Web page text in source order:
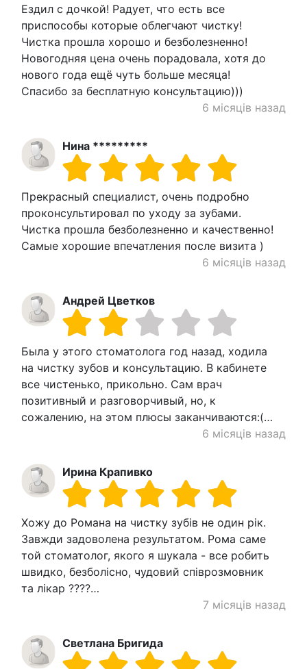
Ездил с дочкой! Радует, что есть все
приспособы которые облегчают чистку!
Чистка прошла хорошо и безболезненно!
Новогодняя цена очень порадовала, хотя до
нового года ещё чуть больше месяца!
Спасибо за бесплатную консультацию)))
6 місяців назад
Нина *********
Прекрасный специалист, очень подробно
проконсультировал по уходу за зубами.
Чистка прошла безболезненно и качественно!
Самые хорошие впечатления после визита )
6 місяців назад
Андрей Цветков
Была у этого стоматолога год назад, ходила
на чистку зубов и консультацию. В кабинете
все чистенько, прикольно. Сам врач
позитивный и разговорчивый, но, к
сожалению, на этом плюсы заканчиваются:(…
6 місяців назад
Ирина Крапивко
Хожу до Романа на чистку зубів не один рік.
Завжди задоволена результатом. Рома саме
той стоматолог, якого я шукала - все робить
швидко, безболісно, чудовий співрозмовник
та лікар ????…
7 місяців назад
Светлана Бригида